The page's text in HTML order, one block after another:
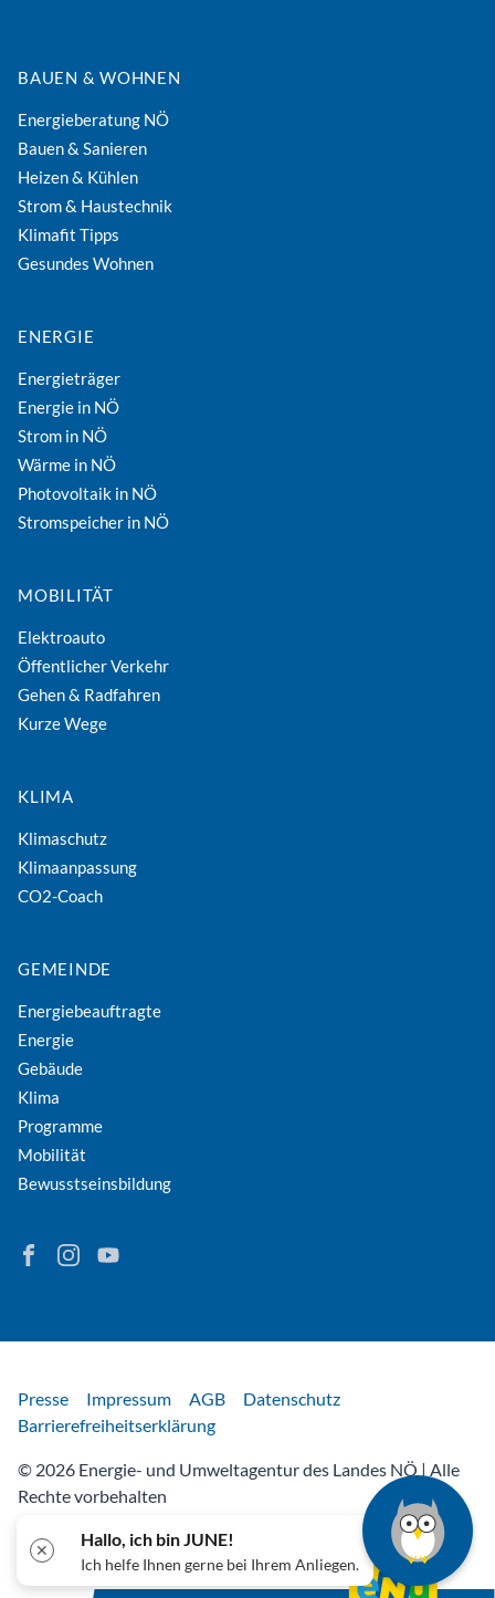
BAUEN & WOHNEN
Energieberatung NÖ
Bauen & Sanieren
Heizen & Kühlen
Strom & Haustechnik
Klimafit Tipps
Gesundes Wohnen
ENERGIE
Energieträger
Energie in NÖ
Strom in NÖ
Wärme in NÖ
Photovoltaik in NÖ
Stromspeicher in NÖ
MOBILITÄT
Elektroauto
Öffentlicher Verkehr
Gehen & Radfahren
Kurze Wege
KLIMA
Klimaschutz
Klimaanpassung
CO2-Coach
GEMEINDE
Energiebeauftragte
Energie
Gebäude
Klima
Programme
Mobilität
Bewusstseinsbildung
Finden Sie Energie in Niederösterreich auf Facebook
Folgen Sie Energie in Niederösterreich auf Instagram
Besuchen Sie den YouTube-Kanal der eNu
Rechtliches
Presse Impressum AGB
Datenschutz
Barrierefreiheitserklärung
© 2026 Energie- und Umweltagentur des Landes NÖ | Alle
Rechte vorbehalten
✕
Hallo, ich bin JUNE!
Ich helfe Ihnen gerne bei Ihrem Anliegen.